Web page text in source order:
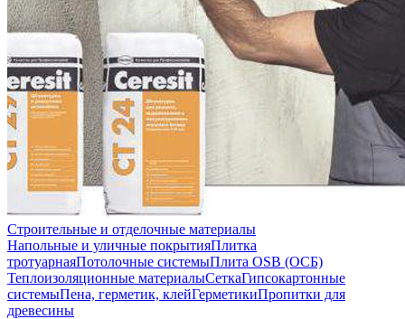
Строительные и отделочные материалы
Напольные и уличные покрытияПлитка
тротуарнаяПотолочные системыПлита OSB (ОСБ)
Теплоизоляционные материалыСеткаГипсокартонные
системыПена, герметик, клейГерметикиПропитки для
древесины